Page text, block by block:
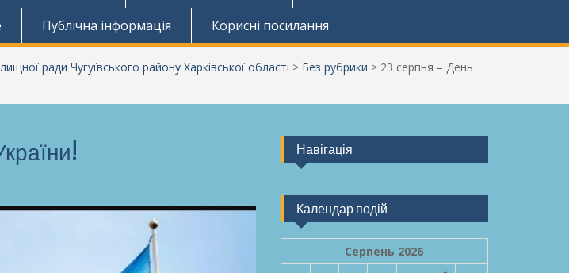
Публічна інформація Корисні посилання
ради Чугуївського району Харківської області > Без рубрики > 23 серпня – День
Навігація
Календар подій
Серпень 2026